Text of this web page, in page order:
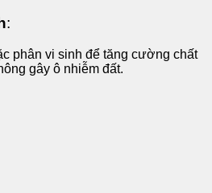
:
phân vi sinh để tăng cường chất
gây ô nhiễm đất.